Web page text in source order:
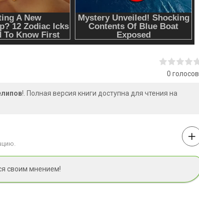
0 голосов
!. Полная версия книги доступна для чтения на
своим мнением!